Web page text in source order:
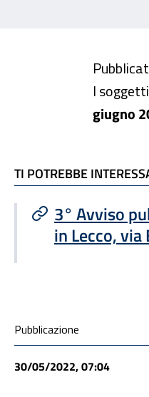
I
giugno
TI POTREBBE
TI POTREBBE
3° Avviso
in Lecco,
Condivisione social
Pubblicazione
30/05/2022, 07:04